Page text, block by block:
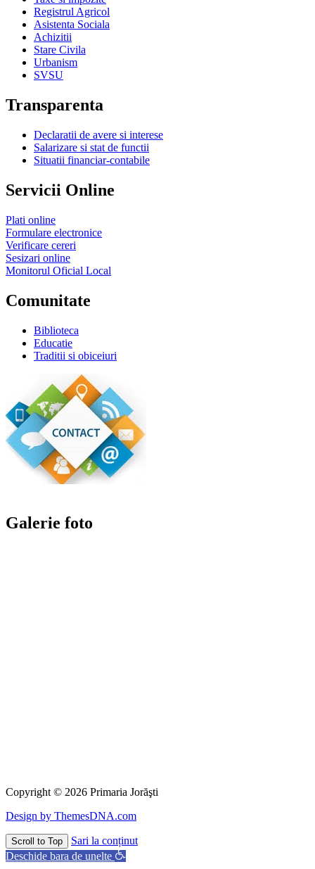
Registrul Agricol
Asistenta Sociala
Achizitii
Stare Civila
Urbanism
SVSU
Transparenta
Declaratii de avere si interese
Salarizare si stat de functii
Situatii financiar-contabile
Servicii Online
Plati online
Formulare electronice
Verificare cereri
Sesizari online
Monitorul Oficial Local
Comunitate
Biblioteca
Educatie
Traditii si obiceiuri
Galerie foto
Copyright © 2026 Primaria Jorăşti
Design by ThemesDNA.com
Scroll to Top
Sari la conținut
Deschide bara de unelte